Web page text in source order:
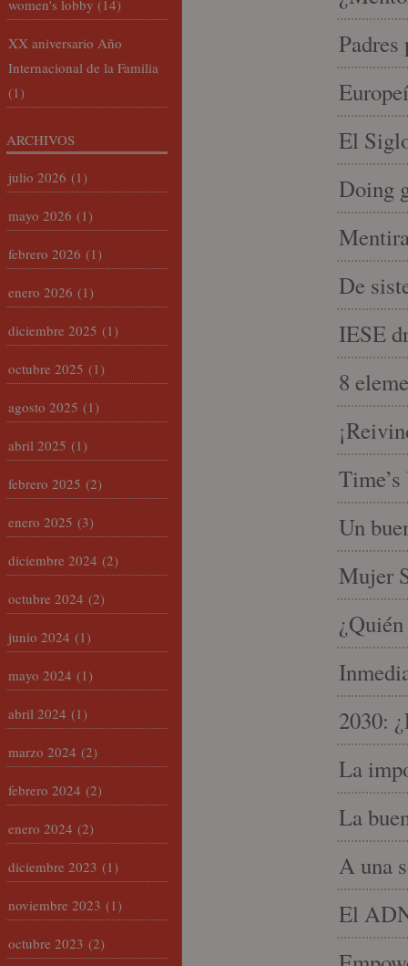
Padres
El
Doing
De
IESE
8
Un
Mujer
2030:
La
La
A una
El
women's lobby (14)
XX aniversario Año
Internacional de la Familia
(1)
ARCHIVOS
julio 2026 (1)
mayo 2026 (1)
febrero 2026 (1)
enero 2026 (1)
diciembre 2025 (1)
octubre 2025 (1)
agosto 2025 (1)
abril 2025 (1)
febrero 2025 (2)
enero 2025 (3)
diciembre 2024 (2)
octubre 2024 (2)
junio 2024 (1)
mayo 2024 (1)
abril 2024 (1)
marzo 2024 (2)
febrero 2024 (2)
enero 2024 (2)
diciembre 2023 (1)
noviembre 2023 (1)
octubre 2023 (2)